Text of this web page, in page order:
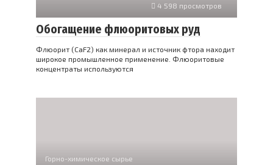
4 598 просмотров
Обогащение флюоритовых руд
Флюорит (CaF2) как минерал и источник фтора находит
широкое промышленное применение. Флюоритовые
концентраты используются
Горно-химическое сырье